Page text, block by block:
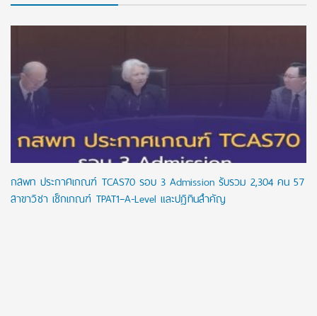
กสพท ประกาศเกณฑ์ TCAS70 รอบ 3 Admission รับรวม 2,304 คน 57
สาขาวิชา เช็กเกณฑ์ TPAT1–A-Level และปฏิทินสำคัญ